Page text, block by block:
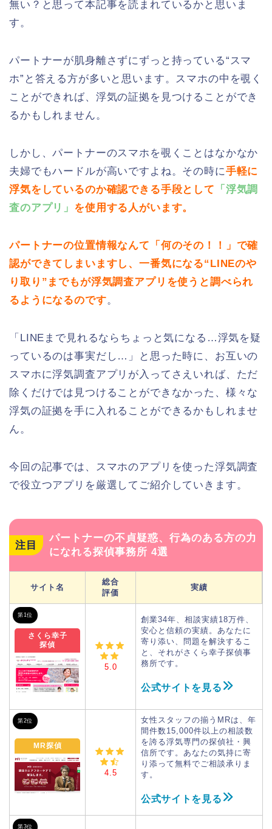
無い？と思って本記事を読まれているかと思いま
す。
パートナーが肌身離さずにずっと持っている“スマ
ホ”と答える方が多いと思います。スマホの中を覗く
ことができれば、浮気の証拠を見つけることができ
るかもしれません。
しかし、パートナーのスマホを覗くことはなかなか
夫婦でもハードルが高いですよね。その時に手軽に
浮気をしているのか確認できる手段として
「浮気調
査のアプリ」 を使用する人がいます。
パートナーの位置情報なんて「何のその！！」で確
認ができてしまいますし、一番気になる“LINEのや
り取り”までもが浮気調査アプリを使うと調べられ
るようになるのです。
「LINEまで見れるならちょっと気になる…浮気を疑
っているのは事実だし…」と思った時に、お互いの
スマホに浮気調査アプリが入ってさえいれば、ただ
除くだけでは見つけることができなかった、様々な
浮気の証拠を手に入れることができるかもしれませ
ん。
今回の記事では、スマホのアプリを使った浮気調査
で役立つアプリを厳選してご紹介していきます。
注目
パートナーの不貞疑惑、行為のある方の力
になれる探偵事務所 4選
サイト名
総合
評価
実績
さくら幸子
探偵
第1位
5.0
創業34年、相談実績18万件、
安心と信頼の実績。あなたに
寄り添い、問題を解決するこ
と、それがさくら幸子探偵事
務所です。
公式サイトを見る
MR探偵
第2位
4.5
女性スタッフの揃うMRは、年
間件数15,000件以上の相談数
を誇る浮気専門の探偵社・興
信所です。あなたの気持に寄
り添って無料でご相談承りま
す。
公式サイトを見る
第3位